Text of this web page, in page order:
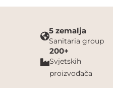
5 zemalja
Sanitaria group
200+
Svjetskih
proizvođača